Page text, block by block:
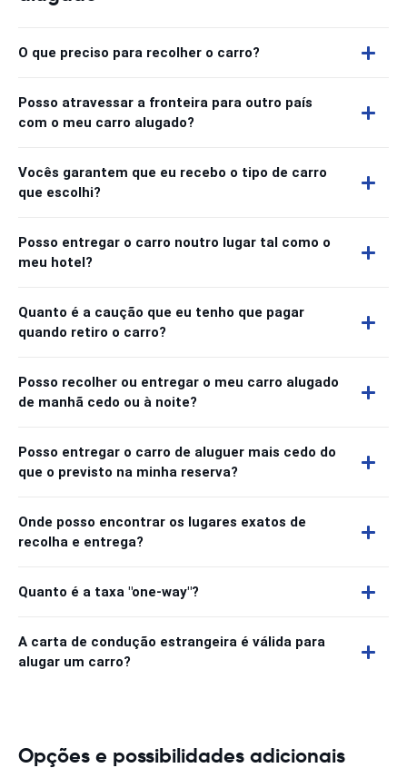
O que preciso para recolher o carro?
Posso atravessar a fronteira para outro país
com o meu carro alugado?
Vocês garantem que eu recebo o tipo de carro
que escolhi?
Posso entregar o carro noutro lugar tal como o
meu hotel?
Quanto é a caução que eu tenho que pagar
quando retiro o carro?
Posso recolher ou entregar o meu carro alugado
de manhã cedo ou à noite?
Posso entregar o carro de aluguer mais cedo do
que o previsto na minha reserva?
Onde posso encontrar os lugares exatos de
recolha e entrega?
Quanto é a taxa "one-way"?
A carta de condução estrangeira é válida para
alugar um carro?
Opções e possibilidades adicionais